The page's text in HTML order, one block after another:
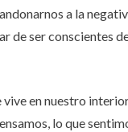
a la
de ser conscientes
vive en nuestro
lo que